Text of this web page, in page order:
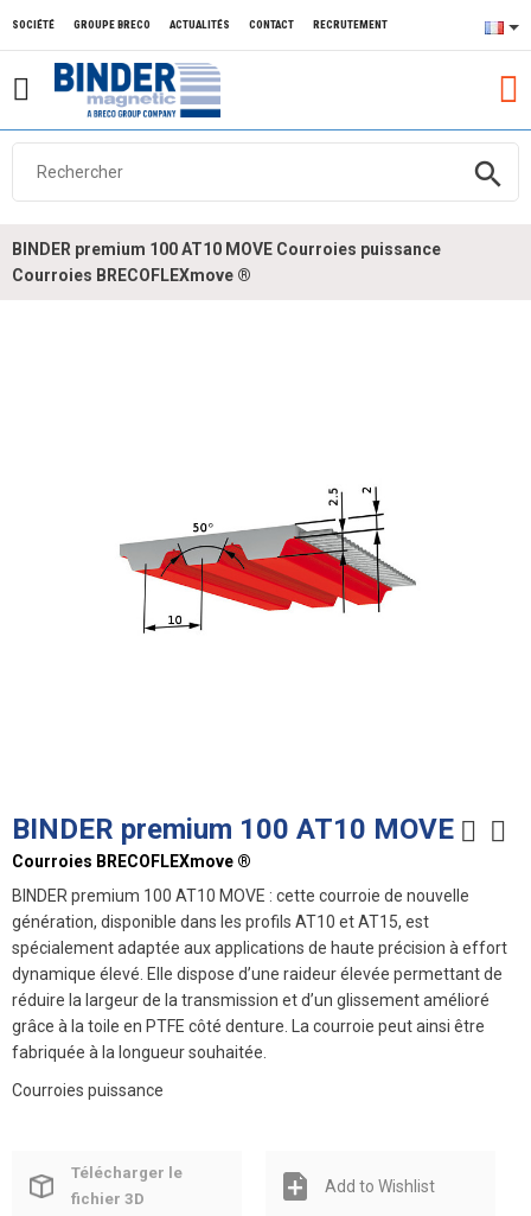
search
SOCIÉTÉ GROUPE BRECO ACTUALITÉS CONTACT RECRUTEMENT
BINDER premium 100 AT10 MOVE Courroies puissance
Courroies BRECOFLEXmove ®
BINDER premium 100 AT10 MOVE
Courroies BRECOFLEXmove ®
BINDER premium 100 AT10 MOVE : cette courroie de nouvelle
génération, disponible dans les profils AT10 et AT15, est
spécialement adaptée aux applications de haute précision à effort
dynamique élevé. Elle dispose d’une raideur élevée permettant de
réduire la largeur de la transmission et d’un glissement amélioré
grâce à la toile en PTFE côté denture. La courroie peut ainsi être
fabriquée à la longueur souhaitée.
Courroies puissance
Télécharger le
fichier 3D
Add to Wishlist